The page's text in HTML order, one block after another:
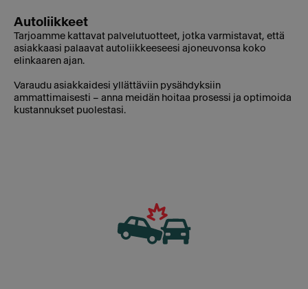
Autoliikkeet
Tarjoamme kattavat palvelutuotteet, jotka varmistavat, että
asiakkaasi palaavat autoliikkeeseesi ajoneuvonsa koko
elinkaaren ajan.
Varaudu asiakkaidesi yllättäviin pysähdyksiin
ammattimaisesti – anna meidän hoitaa prosessi ja optimoida
kustannukset puolestasi.